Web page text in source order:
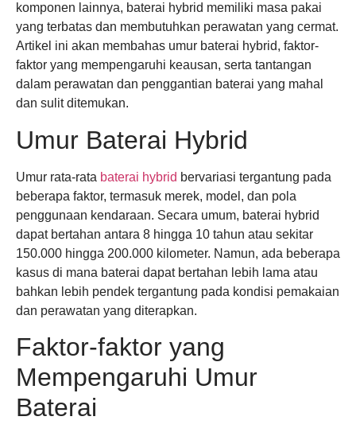
komponen lainnya, baterai hybrid memiliki masa pakai
yang terbatas dan membutuhkan perawatan yang cermat.
Artikel ini akan membahas umur baterai hybrid, faktor-
faktor yang mempengaruhi keausan, serta tantangan
dalam perawatan dan penggantian baterai yang mahal
dan sulit ditemukan.
Umur Baterai Hybrid
Umur rata-rata baterai hybrid bervariasi tergantung pada
beberapa faktor, termasuk merek, model, dan pola
penggunaan kendaraan. Secara umum, baterai hybrid
dapat bertahan antara 8 hingga 10 tahun atau sekitar
150.000 hingga 200.000 kilometer. Namun, ada beberapa
kasus di mana baterai dapat bertahan lebih lama atau
bahkan lebih pendek tergantung pada kondisi pemakaian
dan perawatan yang diterapkan.
Faktor-faktor yang
Mempengaruhi Umur
Baterai